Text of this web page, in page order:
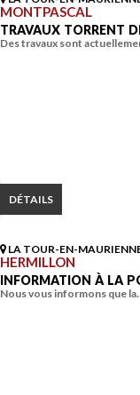
MONTPASCAL
TRAVAUX TORRENT
Des travaux sont
DÉTAILS
LA TOUR-EN-
HERMILLON
INFORMATION À LA
Nous vous informons que